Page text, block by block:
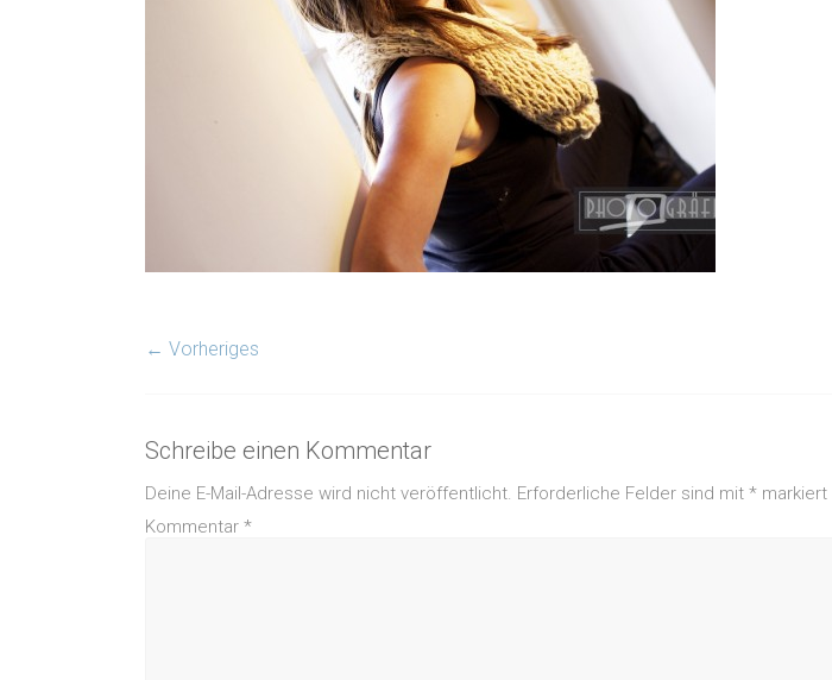
← Vorheriges
Schreibe einen Kommentar
Deine E-Mail-Adresse wird nicht veröffentlicht. Erforderliche Felder sind mit * markiert
Kommentar *